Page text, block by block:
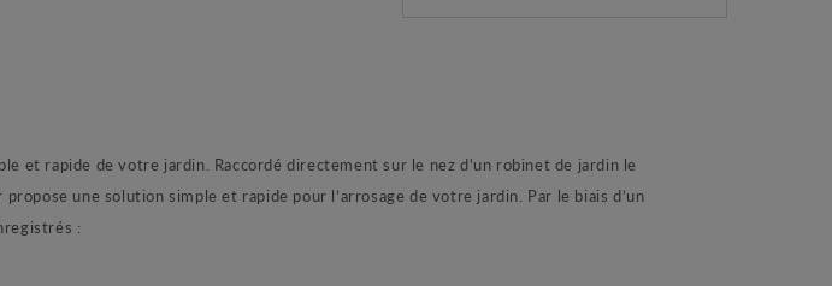
et rapide de votre jardin. Raccordé directement sur le nez d'un robinet de jardin le
une solution simple et rapide pour l’arrosage de votre jardin. Par le biais d’un
: